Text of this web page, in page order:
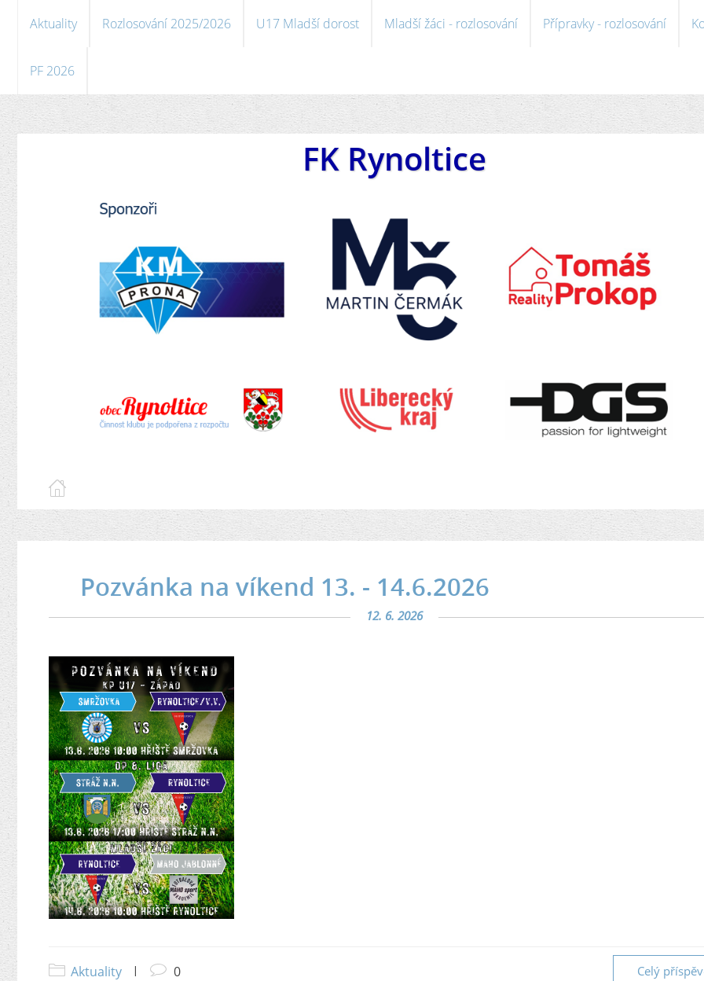
Aktuality Rozlosování 2025/2026 U17 Mladší dorost Mladší žáci - rozlosování Přípravky - rozlosování
PF 2026
FK Rynoltice
Pozvánka na víkend 13. - 14.6.2026
12. 6. 2026
Celý
Aktuality | 0